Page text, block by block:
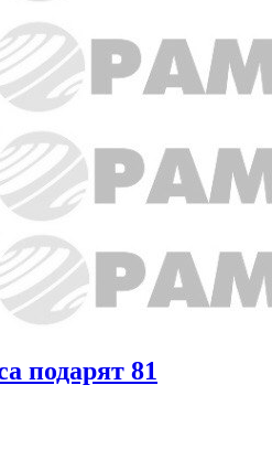
подарят 81